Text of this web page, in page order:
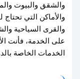
والشقق والبيوت
والأماكن التي
والقرى السياحية
على الخدمة، فأنت
الخدمات الخاصة